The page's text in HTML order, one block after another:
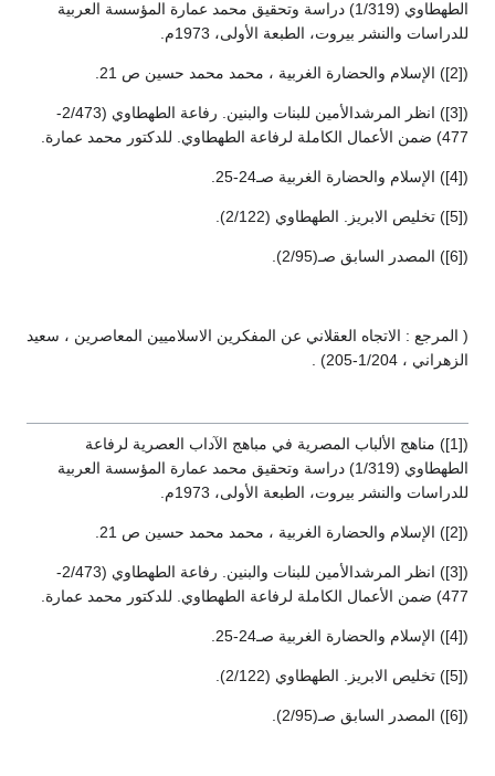
الطهطاوي (1/319) دراسة وتحقيق محمد عمارة المؤسسة العربية
للدراسات والنشر بيروت، الطبعة الأولى، 1973م.
([2]) الإسلام والحضارة الغربية ، محمد محمد حسين ص 21.
([3]) انظر المرشدالأمين للبنات والبنين. رفاعة الطهطاوي (2/473-
477) ضمن الأعمال الكاملة لرفاعة الطهطاوي. للدكتور محمد عمارة.
([4]) الإسلام والحضارة الغربية صـ24-25.
([5]) تخليص الابريز. الطهطاوي (2/122).
([6]) المصدر السابق صـ(2/95).
( المرجع : الاتجاه العقلاني عن المفكرين الاسلاميين المعاصرين ، سعيد
الزهراني ، 1/204-205) .
([1]) مناهج الألباب المصرية في مباهج الآداب العصرية لرفاعة
الطهطاوي (1/319) دراسة وتحقيق محمد عمارة المؤسسة العربية
للدراسات والنشر بيروت، الطبعة الأولى، 1973م.
([2]) الإسلام والحضارة الغربية ، محمد محمد حسين ص 21.
([3]) انظر المرشدالأمين للبنات والبنين. رفاعة الطهطاوي (2/473-
477) ضمن الأعمال الكاملة لرفاعة الطهطاوي. للدكتور محمد عمارة.
([4]) الإسلام والحضارة الغربية صـ24-25.
([5]) تخليص الابريز. الطهطاوي (2/122).
([6]) المصدر السابق صـ(2/95).